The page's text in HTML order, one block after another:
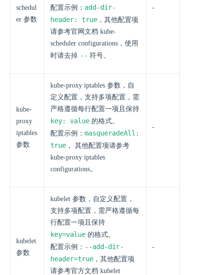
schedul
er 参数
配置示例： add-dir-
header: true ，其他配置项
请参考官网文档 kube-
scheduler configurations，使用
时请去掉 -- 符号。
-
kube-
proxy
iptables
参数
kube-proxy iptables 参数，自
定义配置，支持多项配置，需
严格遵循每行配置一项且保持
key: value 的格式。
配置示例： masqueradeAll:
true ， 其他配置项请参考
kube-proxy iptables
configurations。
-
kubelet
参数
kubelet 参数，自定义配置，
支持多项配置，需严格遵循每
行配置一项且保持
key=value 的格式。
配置示例： --add-dir-
header=true ，其他配置项
请参考官方文档 kubelet
-